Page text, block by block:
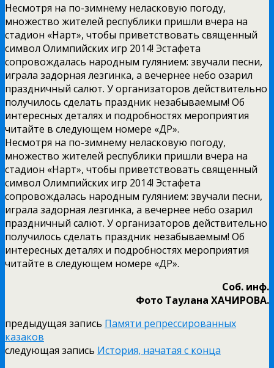
Несмотря на по-зимнему неласковую погоду,
множество жителей республики пришли вчера на
стадион «Нарт», чтобы приветствовать священный
символ Олимпийских игр 2014! Эстафета
сопровождалась народным гулянием: звучали песни,
играла задорная лезгинка, а вечернее небо озарил
праздничный салют. У организаторов действительно
получилось сделать праздник незабываемым! Об
интересных деталях и подробностях мероприятия
читайте в следующем номере «ДР».
Несмотря на по-зимнему неласковую погоду,
множество жителей республики пришли вчера на
стадион «Нарт», чтобы приветствовать священный
символ Олимпийских игр 2014! Эстафета
сопровождалась народным гулянием: звучали песни,
играла задорная лезгинка, а вечернее небо озарил
праздничный салют. У организаторов действительно
получилось сделать праздник незабываемым! Об
интересных деталях и подробностях мероприятия
читайте в следующем номере «ДР».
Соб. инф.
Фото Таулана ХАЧИРОВА.
предыдущая запись Памяти репрессированных
казаков
следующая запись История, начатая с конца